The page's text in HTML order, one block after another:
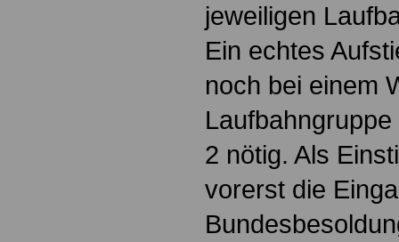
jeweiligen
Ein echtes
noch bei einem
2 nötig. Als
vorerst die